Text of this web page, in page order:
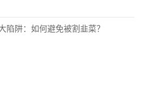
陷阱：如何避免被割韭菜？